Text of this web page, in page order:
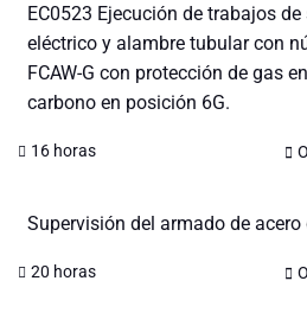
EC0523 Ejecución de trabajos
eléctrico y alambre tubular con
FCAW-G con protección de gas
carbono en posición 6G.
16 horas
Supervisión del armado de acero
20 horas